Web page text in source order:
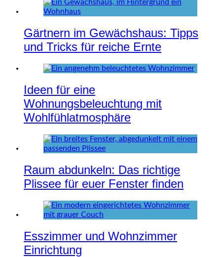
Gärtnern im Gewächshaus: Tipps
und Tricks für reiche Ernte
Ideen für eine
Wohnungsbeleuchtung mit
Wohlfühlatmosphäre
Raum abdunkeln: Das richtige
Plissee für euer Fenster finden
Esszimmer und Wohnzimmer
Einrichtung